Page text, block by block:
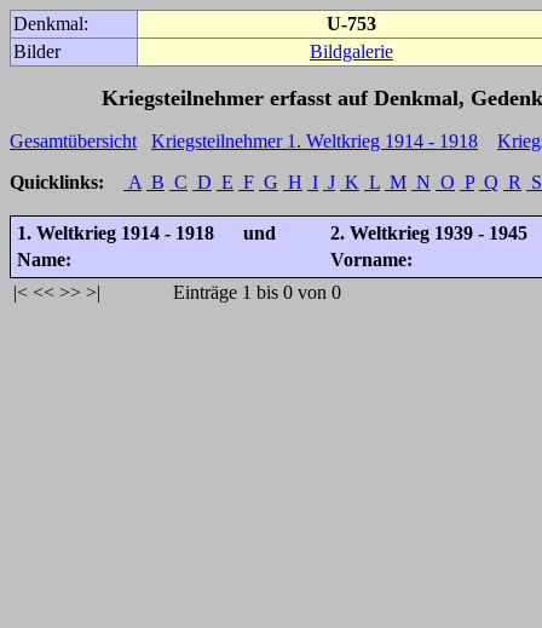
Denkmal:
U-753
Bilder
Bildgalerie
Kriegsteilnehmer erfasst auf Denkmal,
Gesamtübersicht Kriegsteilnehmer 1. Weltkrieg 1914 - 1918
Quicklinks:
A B C D E F G H I J K L M N O P Q R S
1. Weltkrieg 1914 - 1918 und
2. Weltkrieg 1939 - 1945
Name:
Vorname:
|< << >> >| Einträge 1 bis 0 von 0